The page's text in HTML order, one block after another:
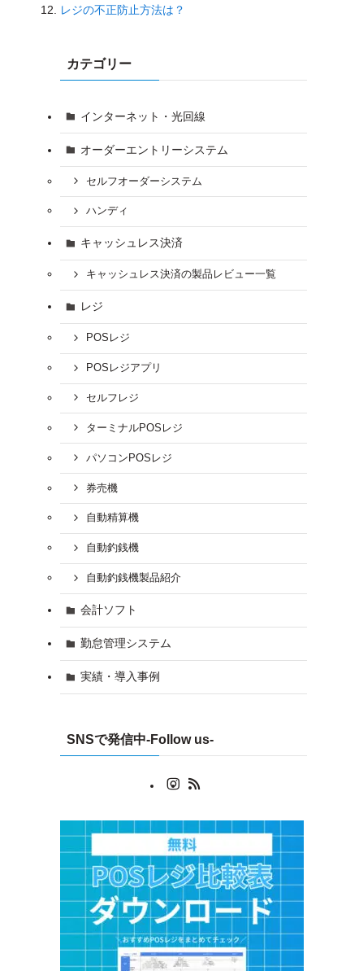
レジの不正防止方法は？
カテゴリー
インターネット・光回線
オーダーエントリーシステム
セルフオーダーシステム
ハンディ
キャッシュレス決済
キャッシュレス決済の製品レビュー一覧
レジ
POSレジ
POSレジアプリ
セルフレジ
ターミナルPOSレジ
パソコンPOSレジ
券売機
自動精算機
自動釣銭機
自動釣銭機製品紹介
会計ソフト
勤怠管理システム
実績・導入事例
SNSで発信中-Follow us-